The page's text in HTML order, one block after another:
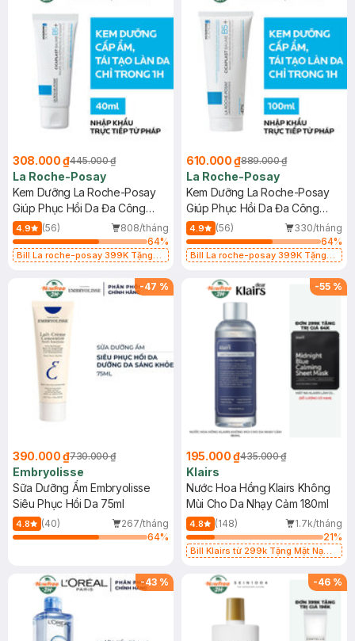
308.000 ₫445.000 ₫
La Roche-Posay
Kem Dưỡng La Roche-Posay
Giúp Phục Hồi Da Đa Công
Dụng 40ml
4.9 (56)
808/tháng
64%
Bill La roche-posay 399K Tặng
(SL có hạn)
610.000 ₫889.000 ₫
La Roche-Posay
Kem Dưỡng La Roche-Posay
Giúp Phục Hồi Da Đa Công
Dụng 100ml
4.9 (56)
330/tháng
64%
Bill La roche-posay 399K Tặng
(SL có hạn)
-47 %
390.000 ₫730.000 ₫
Embryolisse
Sữa Dưỡng Ẩm Embryolisse
Siêu Phục Hồi Da 75ml
4.8 (40)
267/tháng
64%
-55 %
195.000 ₫435.000 ₫
Klairs
Nước Hoa Hồng Klairs Không
Mùi Cho Da Nhạy Cảm 180ml
4.8 (148)
1.7k/tháng
21%
Bill Klairs từ 299k Tặng Mặt Nạ
25ml (SL Có Hạn)
-43 % -46 %